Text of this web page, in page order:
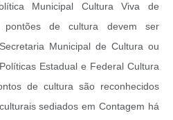
Municipal Cultura Viva de
de cultura devem ser
Municipal de Cultura ou
Estadual e Federal Cultura
de cultura são reconhecidos
sediados em Contagem há